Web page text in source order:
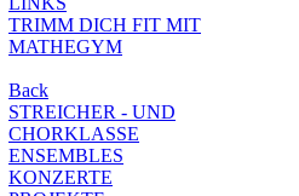
TRIMM DICH FIT MIT
MATHEGYM
Back
STREICHER - UND
CHORKLASSE
ENSEMBLES
KONZERTE